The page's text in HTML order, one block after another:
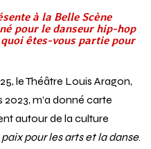
à la Belle Scène
pour le danseur hip-hop
êtes-vous partie pour
le Théâtre Louis Aragon,
m’a donné carte
autour de la culture
pour les arts et la danse.